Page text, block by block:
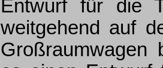
Entwurf für die
weitgehend auf
Großraumwagen